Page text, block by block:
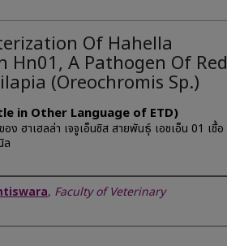
Of Hahella
Hn01, A Pathogen Of Red
(Oreochromis Sp.)
in Other Language of ETD)
ฮาเฮลล่า เจจูเอ็นซิส สายพันธุ์ เอชเอ็น 01 เชื้อ
ล
, Faculty of Veterinary